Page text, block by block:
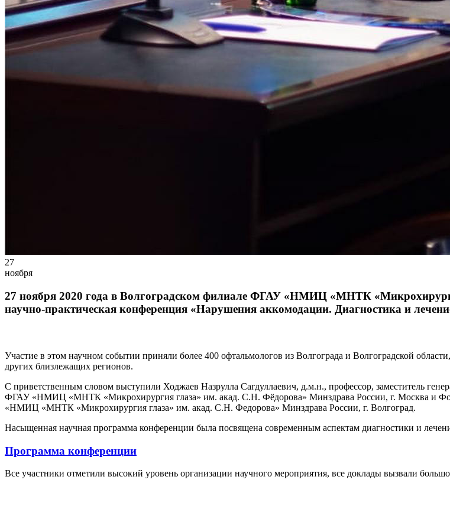
27
ноября
27 ноября 2020 года в Волгоградском филиале ФГАУ «НМИЦ «МНТК
научно-практическая конференция «Нарушения аккомодации. Диагностика и
Участие в этом научном событии приняли более 400 офтальмологов из Волгограда и Волгоградской
других близлежащих регионов.
С приветственным словом выступили Ходжаев Назрулла Сагдуллаевич, д.м.н., профессор, заместитель
ФГАУ «НМИЦ «МНТК «Микрохирургия глаза» им. акад. С.Н. Фёдорова» Минздрава России, г. Москва и
«НМИЦ «МНТК «Микрохирургия глаза» им. акад. С.Н. Федорова» Минздрава России, г. Волгоград.
Насыщенная научная программа конференции была посвящена современным аспектам диагностики и
Программа конференции
Все участники отметили высокий уровень организации научного мероприятия, все доклады вызвали